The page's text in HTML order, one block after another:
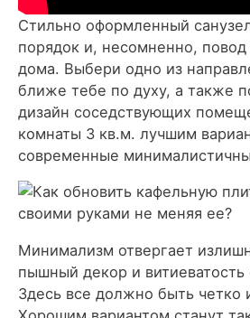
Стильно оформленный
порядок и, несомненно, повод
дома. Выбери одно из
ближе тебе по духу, а также
дизайн соседствующих
комнаты 3 кв.м. лучшим
современные
Минимализм отвергает
пышный декор и
Здесь все должно быть четко